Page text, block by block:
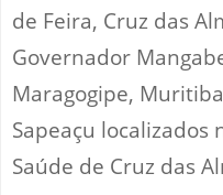
de Feira, Cruz das
Governador
Maragogipe,
Sapeaçu localizados
Saúde de Cruz das